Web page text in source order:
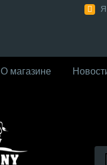
О магазине